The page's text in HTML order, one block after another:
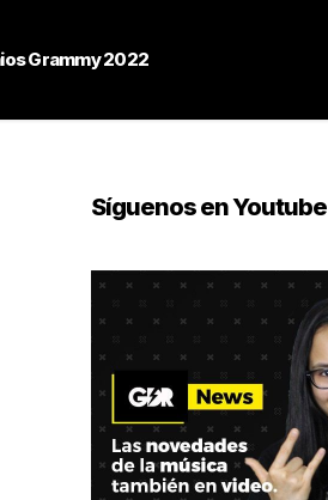
Grammy 2022
Síguenos en Youtube